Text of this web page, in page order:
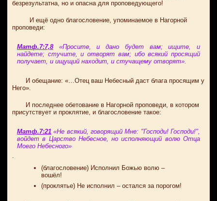
безрезультатна, но и опасна для проповедующего!
И ещё одно благословение, упоминаемое в Нагорной
проповеди:
Матф.7:7,8«Просите, и дано будет вам; ищите, и
найдете; стучите, и отворят вам; ибо всякий просящий
получает, и ищущий находит, и стучащему отворят».
И обещание: «…Отец ваш Небесный даст блага просящим у
Него».
И последнее обетование в Нагорной проповеди, в котором
присутствует и проклятие, и благословение такое:
Матф.7:21 «Не всякий, говорящий Мне: "Господи! Господи!",
войдет в Царство Небесное, но исполняющий волю Отца
Моего Небесного»
.
(благословение) Исполнил Божью волю –
вошёл!
(проклятье) Не исполнил – остался за порогом!